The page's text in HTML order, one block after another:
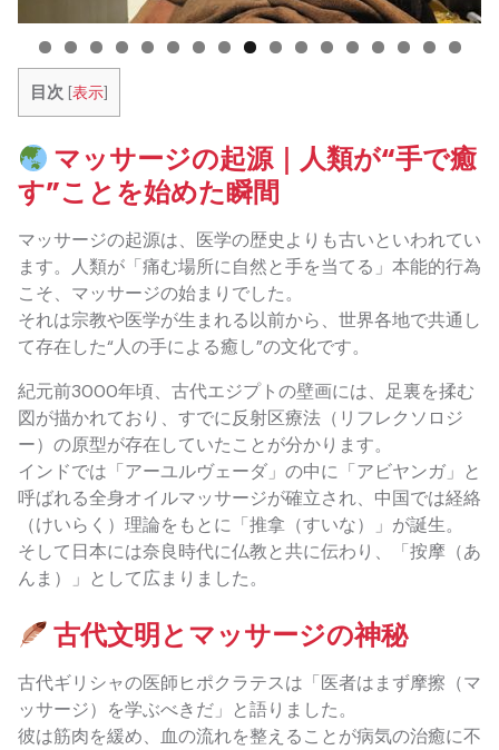
目次 [表示]
マッサージの起源｜人類が“手で癒
す”ことを始めた瞬間
マッサージの起源は、医学の歴史よりも古いといわれてい
ます。人類が「痛む場所に自然と手を当てる」本能的行為
こそ、マッサージの始まりでした。
それは宗教や医学が生まれる以前から、世界各地で共通し
て存在した“人の手による癒し”の文化です。
紀元前3000年頃、古代エジプトの壁画には、足裏を揉む
図が描かれており、すでに反射区療法（リフレクソロジ
ー）の原型が存在していたことが分かります。
インドでは「アーユルヴェーダ」の中に「アビヤンガ」と
呼ばれる全身オイルマッサージが確立され、中国では経絡
（けいらく）理論をもとに「推拿（すいな）」が誕生。
そして日本には奈良時代に仏教と共に伝わり、「按摩（あ
んま）」として広まりました。
古代文明とマッサージの神秘
古代ギリシャの医師ヒポクラテスは「医者はまず摩擦（マ
ッサージ）を学ぶべきだ」と語りました。
彼は筋肉を緩め、血の流れを整えることが病気の治癒に不